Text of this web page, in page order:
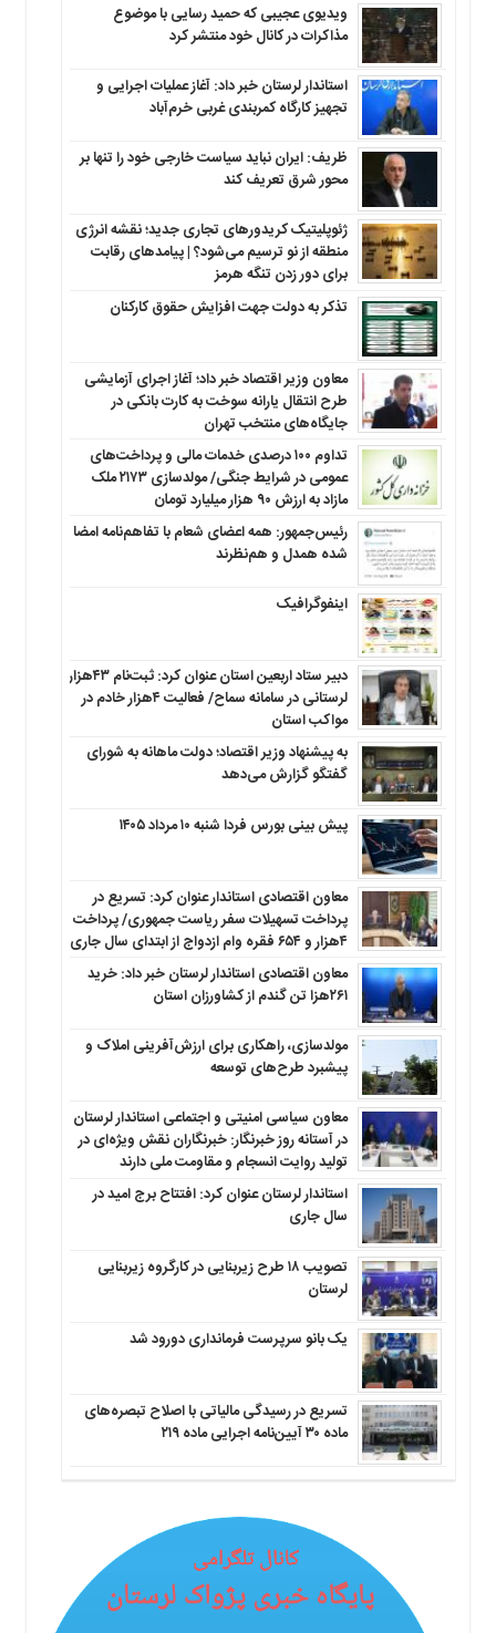
ویدیوی عجیبی که حمید رسایی با موضوع
مذاکرات در کانال خود منتشر کرد
استاندار لرستان خبر داد: آغاز عملیات اجرایی و
تجهیز کارگاه کمربندی غربی خرم‌آباد
ظریف: ایران نباید سیاست خارجی خود را تنها بر
محور شرق تعریف کند
ژئوپلیتیک کریدورهای تجاری جدید؛ نقشه انرژی
منطقه‌ از نو ترسیم می‌شود؟ | پیامدهای رقابت
برای دور زدن تنگه هرمز
تذکر به دولت جهت افزایش حقوق کارکنان ‌
معاون وزیر اقتصاد خبر داد؛ آغاز اجرای آزمایشی
طرح انتقال یارانه سوخت به کارت بانکی در
جایگاه‌های منتخب تهران
تداوم ۱۰۰ درصدی خدمات مالی و پرداخت‌های
عمومی در شرایط جنگی/ مولدسازی ۲۱۷۳ ملک
مازاد به ارزش ۹۰ هزار میلیارد تومان
رئیس‌جمهور: همه اعضای شعام با تفاهم‌نامه امضا
شده همدل و هم‌نظرند
اینفوگرافیک
دبیر ستاد اربعین استان عنوان کرد: ثبت‌نام ۴۳هزار
لرستانی در سامانه سماح/ فعالیت ۴هزار خادم در
مواکب استان
به پیشنهاد وزیر اقتصاد؛ دولت ماهانه به شورای
گفتگو گزارش می‌دهد
پیش بینی بورس فردا شنبه ۱۰ مرداد ۱۴۰۵
معاون اقتصادی استاندار عنوان کرد: تسریع در
پرداخت تسهیلات سفر ریاست جمهوری/ پرداخت
۴هزار و ۶۵۴ فقره وام ازدواج از ابتدای سال جاری
معاون اقتصادی استاندار لرستان خبر داد: خرید
۲۶۱هزا تن گندم از کشاورزان استان
مولدسازی، راهکاری برای ارزش‌آفرینی املاک و
پیشبرد طرح‌های توسعه
معاون سیاسی امنیتی و اجتماعی استاندار لرستان
در آستانه روز خبرنگار: خبرنگاران نقش ویژه‌ای در
تولید روایت انسجام و مقاومت ملی دارند
استاندار لرستان عنوان کرد: افتتاح برج امید در
سال جاری
تصویب ۱۸ طرح زیربنایی در کارگروه زیربنایی
لرستان
یک بانو سرپرست فرمانداری دورود شد
تسریع در رسیدگی مالیاتی با اصلاح تبصره‌های
ماده ۳۰ آیین‌نامه اجرایی ماده ۲۱۹